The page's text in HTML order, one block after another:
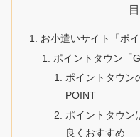
お小遣いサイト「ポ
ポイントタウン「
ポイントタウン
POINT
ポイントタウン
良くおすすめ